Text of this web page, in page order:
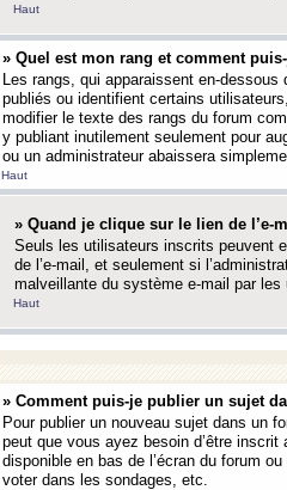
Haut
» Quel est mon rang et comment
Les rangs, qui apparaissent en-
publiés ou identifient certains
modifier le texte des rangs du forum
y publiant inutilement seulement pour
ou un administrateur abaissera
Haut
» Quand je clique sur le lien de l’e-
Seuls les utilisateurs inscrits peuvent
de l’e-mail, et seulement si
malveillante du système e-mail par
Haut
» Comment puis-je publier un sujet
Pour publier un nouveau sujet dans un
peut que vous ayez besoin d’être
disponible en bas de l’écran du forum
voter dans les sondages, etc.